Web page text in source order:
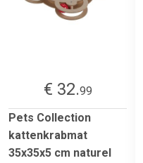
€ 32.99
Pets Collection
kattenkrabmat
35x35x5 cm naturel